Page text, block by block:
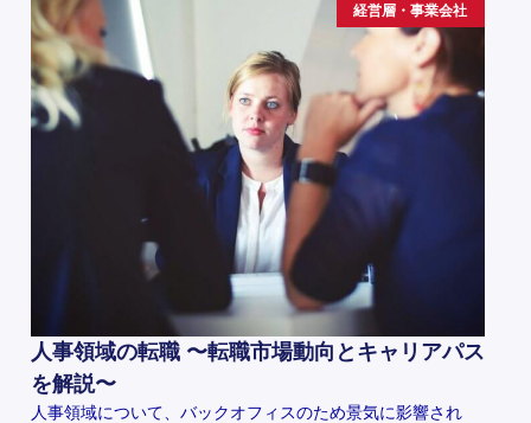
経営層・事業会社
人事領域の転職 〜転職市場動向とキャリアパス
を解説〜
人事領域について、バックオフィスのため景気に影響され